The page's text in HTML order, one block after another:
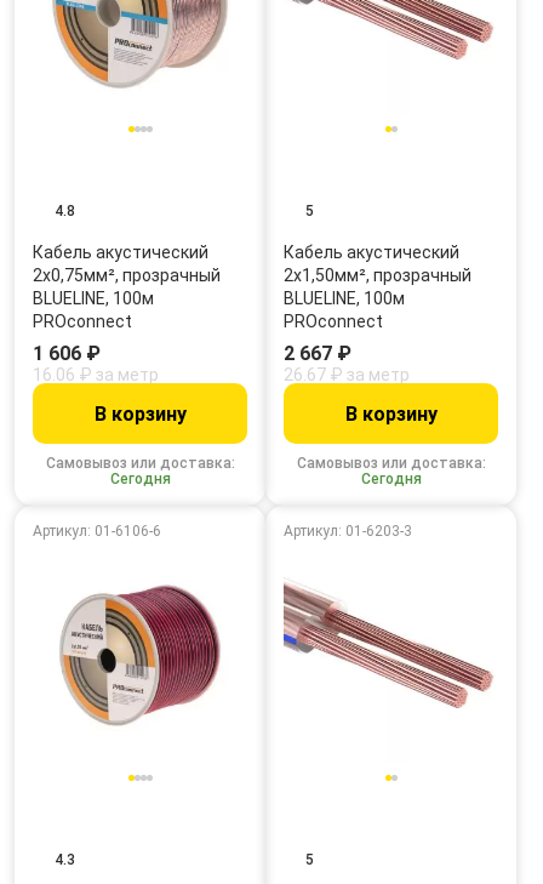
4.8
Кабель акустический
2х0,75мм², прозрачный
BLUELINE, 100м
PROconnect
Самовывоз или доставка:
Сегодня
1 606 ₽
16.06 ₽ за метр
В корзину
5
Кабель акустический
2х1,50мм², прозрачный
BLUELINE, 100м
PROconnect
Самовывоз или доставка:
Сегодня
2 667 ₽
26.67 ₽ за метр
В корзину
Артикул: 01-6106-6
4.3
Артикул: 01-6203-3
5